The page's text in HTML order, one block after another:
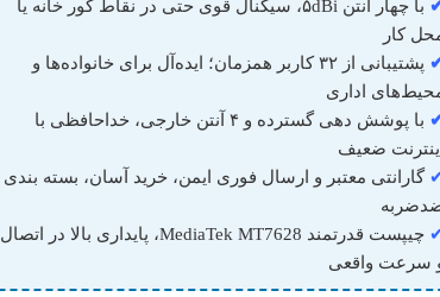
با چهار آنتن ۵dBi، سیگنال قوی حتی در نقاط کور خانه یا
کار
پشتیبانی از ۳۲ کاربر همزمان؛ ایده‌آل برای خانواده‌ها و
اداری
با پوشش دهی گسترده و ۴ آنتن خارجی، خداحافظی با
اینترنت ضعیف
گارانتی معتبر و ارسال فوری ایمن، خرید آسان، بسته بندی
چیپست قدرتمند MediaTek MT7628، پایداری بالا در اتصال
سرعت واقعی